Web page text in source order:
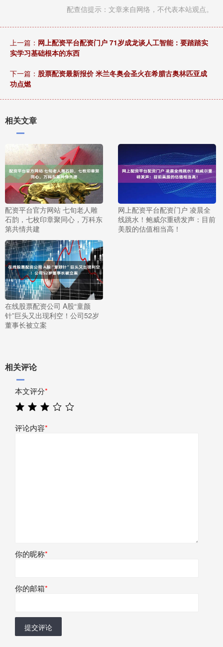
配查信提示：文章来自网络，不代表本站观点。
上一篇： 网上配资平台配资门户 71岁成龙谈人工智能：要踏踏实
实学习基础根本的东西
下一篇： 股票配资最新报价 米兰冬奥会圣火在希腊古奥林匹亚成
功点燃
相关文章
配资平台官方网站 七旬老人雕
石韵，七枚印章聚同心，万科东
第共情共建
网上配资平台配资门户 凌晨全
线跳水！鲍威尔重磅发声：目前
美股的估值相当高！
在线股票配资公司 A股“童颜
针”巨头又出现利空！公司52岁
董事长被立案
相关评论
本文评分*
评论内容*
你的昵称*
你的邮箱*
提交评论